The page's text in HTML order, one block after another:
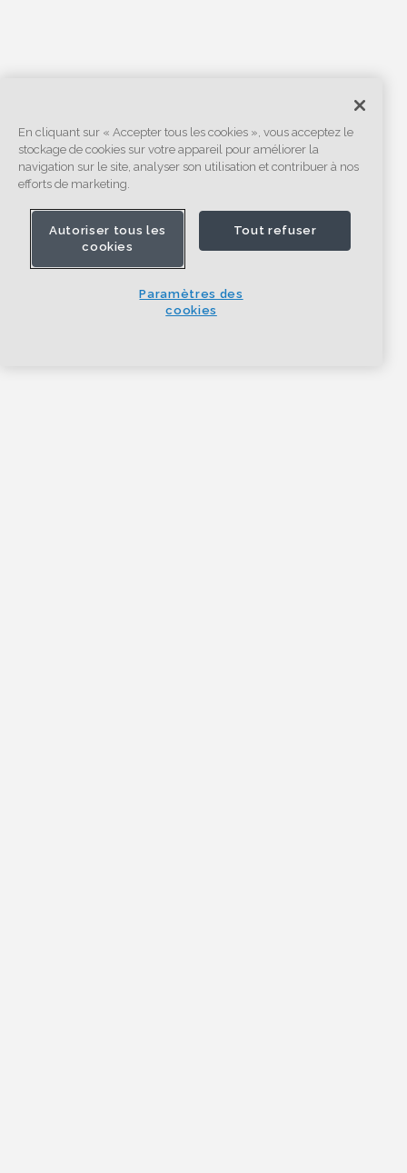
En cliquant sur « Accepter tous les cookies », vous acceptez le
stockage de cookies sur votre appareil pour améliorer la
navigation sur le site, analyser son utilisation et contribuer à nos
efforts de marketing.
Autoriser tous les
cookies
Tout refuser
Paramètres des
cookies